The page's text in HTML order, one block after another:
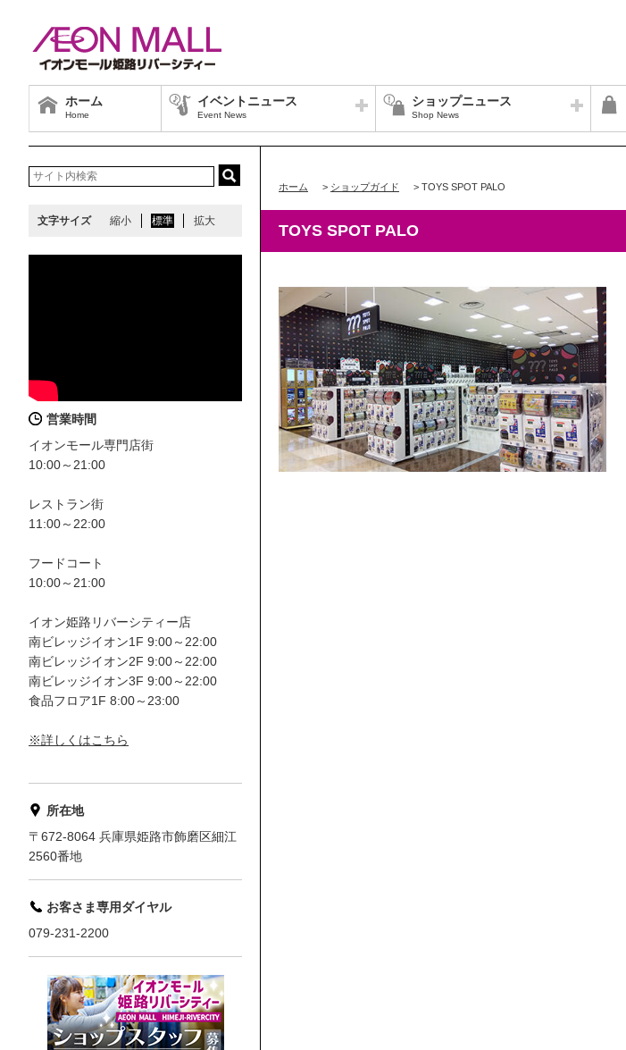
ホーム
Home
イベントニュース
Event News
ショップニュース
Shop News
ホーム > ショップガイド > TOYS SPOT PALO
TOYS SPOT PALO
文字サイズ 縮小 標準 拡大
営業時間
イオンモール専門店街
10:00～21:00
レストラン街
11:00～22:00
フードコート
10:00～21:00
イオン姫路リバーシティー店
南ビレッジイオン1F 9:00～22:00
南ビレッジイオン2F 9:00～22:00
南ビレッジイオン3F 9:00～22:00
食品フロア1F 8:00～23:00
※詳しくはこちら
所在地
〒672-8064 兵庫県姫路市飾磨区細江
2560番地
お客さま専用ダイヤル
079-231-2200